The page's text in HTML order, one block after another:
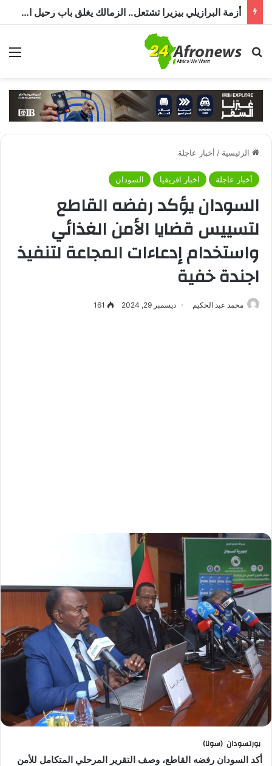
أزمة البرازيلي بيزيرا تشتعل.. الزمالك يغلق باب رحيل اللاعب ويؤكد : « لن ندخل في مفاوضات بشأن أي عروض »
بحث عن
الرئيسية / أخبار عاجلة
أخبار عاجلة اخبار افريقيا السودان
السودان يؤكد رفضه القاطع
لتسييس قضايا الأمن الغذائي
واستخدام إدعاءات المجاعة لتنفيذ
اجندة خفية
محمد عبد الحكيم ديسمبر 29, 2024 161
بورتسودان (سونا)
أكد السودان رفضه القاطع، وصف التقرير المرحلي المتكامل للأمن